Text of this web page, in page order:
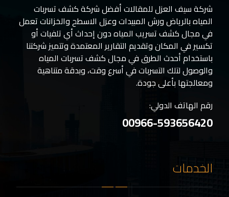
شركة سيف العزل للمقالات أفضل شركة كشف تسربات
المياه بالرياض ورش المبيدات وعزل الاسطح والخزانات تعمل
في مجال كشف تسريب المياه دون إحداث أي تلفيات أو
تكسير في المكان وتقديم التقارير المعتمدة وتتميز شركتنا
باستخدام أحدث الطرق في مجال كشف تسربات المياه
والوصول لتلك التسربات في أسرع وقت، وبدقة متناهية
ومعالجتها بأعلى جودة.
رقم الهاتف الدولي:
00966-593656420
الخدمات